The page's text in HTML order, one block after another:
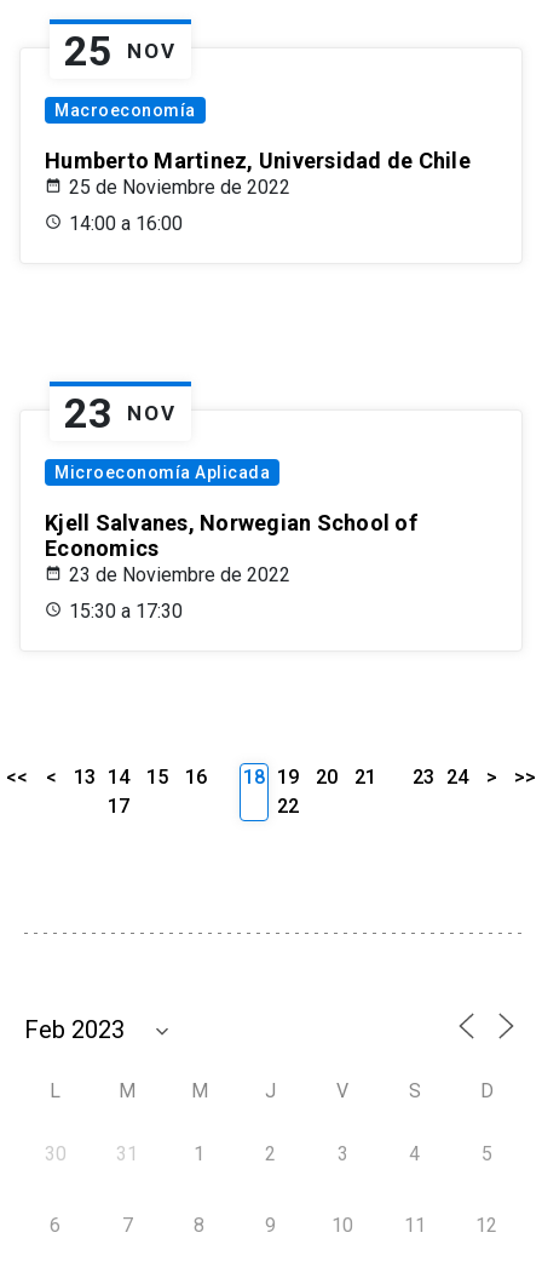
25 NOV
Macroeconomía
Humberto Martinez, Universidad de Chile
25 de Noviembre de 2022
14:00 a 16:00
23 NOV
Microeconomía Aplicada
Kjell Salvanes, Norwegian School of
Economics
23 de Noviembre de 2022
15:30 a 17:30
<< < 13 14 15
16
17
18 19 20
21
22
23 24 > >>
L M M J V S D
30 31 1 2 3 4 5
6 7 8 9 10 11 12